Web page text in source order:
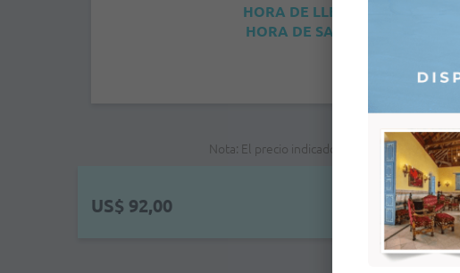
HORA DE LLEGADA: 4:00PM
HORA DE SALIDA: 12:00PM
Nota: El precio indicado no es el precio
US$ 92,00